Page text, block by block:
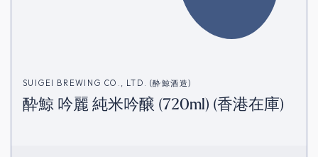
SUIGEI BREWING CO., LTD. (酔鯨酒造)
酔鯨 吟麗 純米吟醸 (720ml) (香港在庫)